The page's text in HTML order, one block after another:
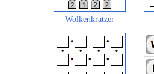
Wolkenkratzer